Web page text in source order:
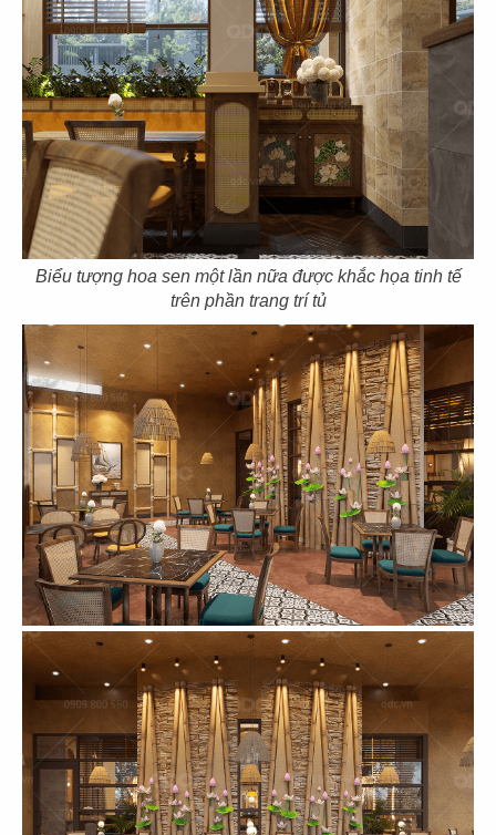
Biểu tượng hoa sen một lần nữa được khắc họa tinh tế
trên phần trang trí tủ
111
SI DA FU SUSHI
Nhà hàng Nhật
112
OM MANI
Nhà hàng chay
113
ZÔ SAIGON
114
NEW WAVE
Văn phòng
115
HOÀNG KIM
Văn phòng
116
HIMCOM
Văn phòng
117
Văn phòng
118
BAOZ
Văn phòng